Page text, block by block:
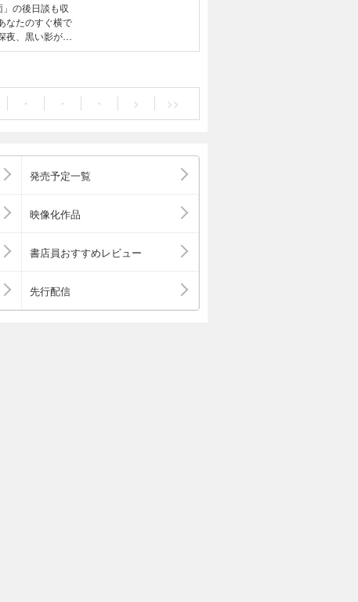
の後日談も収
なたのすぐ横で
、黒い影が横
てきた女の顔に
の霊…あらゆる
太郎が厳選! 日
・ ・ ・ > >>
発売予定一覧
映像化作品
書店員おすすめレビュー
先行配信